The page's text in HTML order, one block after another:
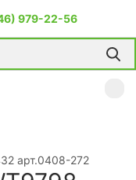
979-22-56
арт.0408-272